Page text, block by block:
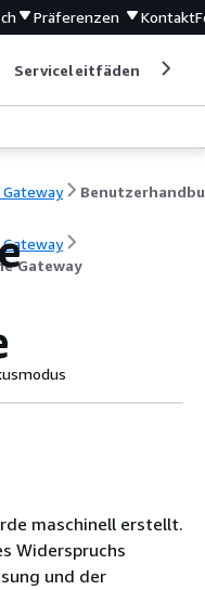
Präferenzen Kontakt
Serviceleitfäden
Gateway
maschinell erstellt.
Widerspruchs
und der